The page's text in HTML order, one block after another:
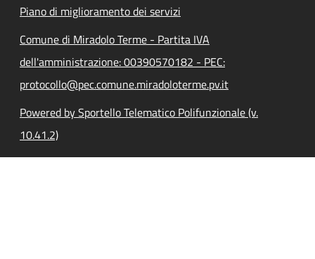
Piano di miglioramento dei servizi
Comune di Miradolo Terme - Partita IVA
dell'amministrazione: 00390570182 - PEC:
protocollo@pec.comune.miradoloterme.pv.it
Powered by Sportello Telematico Polifunzionale (v.
10.41.2)